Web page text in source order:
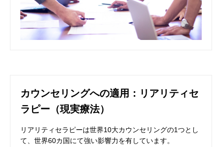
カウンセリングへの適用：リアリティセ
ラピー（現実療法）
リアリティセラピーは世界10大カウンセリングの1つとし
て、世界60カ国にて強い影響力を有しています。